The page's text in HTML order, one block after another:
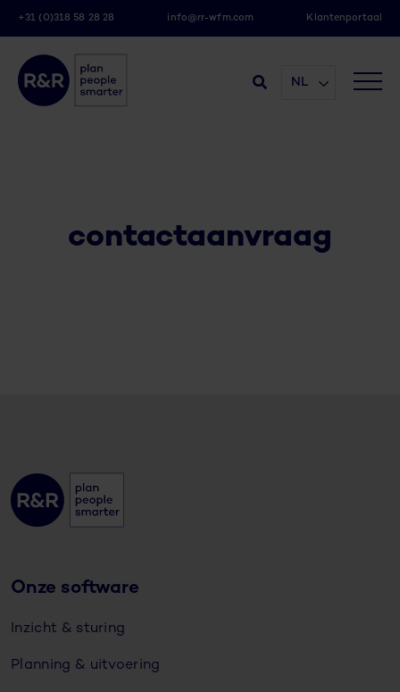
+31 (0)318 58 28 28 info@rr-wfm.com Klantenportaal
NL
contactaanvraag
Onze software
Inzicht & sturing
Planning & uitvoering